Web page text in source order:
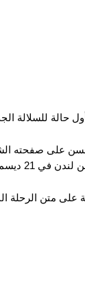
حالة للسلالة